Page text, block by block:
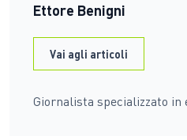
Ettore Benigni
Vai agli articoli
Giornalista specializzato in